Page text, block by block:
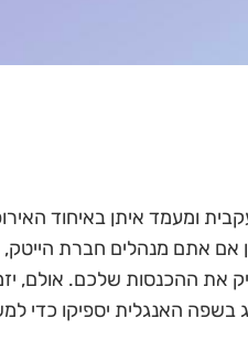
עקבית ומעמד איתן באיחוד
את ההכנסות שלכם. אולם,
האנגלית יספיקו כדי